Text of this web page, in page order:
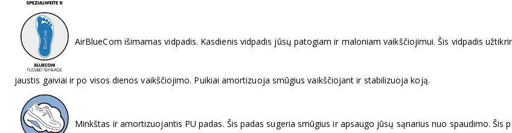
AirBlueCom išimamas vidpadis. Kasdienis vidpadis jūsų patogiam ir maloniam vaikščiojimui. Šis vidpadis
jaustis gaiviai ir po visos dienos vaikščiojimo. Puikiai amortizuoja smūgius vaikščiojant ir stabilizuoja koją.
Minkštas ir amortizuojantis PU padas. Šis padas sugeria smūgius ir apsaugo jūsų sąnarius nuo spaudimo.